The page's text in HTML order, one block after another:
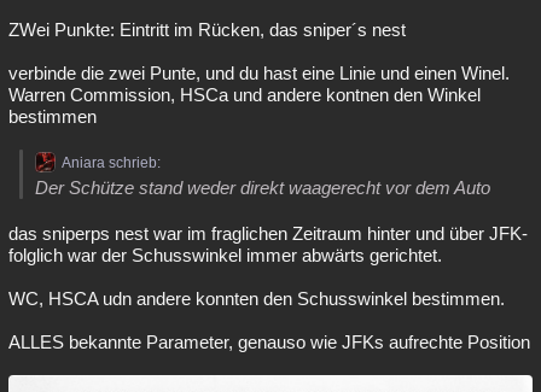
ZWei Punkte: Eintritt im Rücken, das sniper´s nest
verbinde die zwei Punte, und du hast eine Linie und einen Winel.
Warren Commission, HSCa und andere kontnen den Winkel
bestimmen
Aniara schrieb:
Der Schütze stand weder direkt waagerecht vor dem Auto
das sniperps nest war im fraglichen Zeitraum hinter und über JFK-
folglich war der Schusswinkel immer abwärts gerichtet.
WC, HSCA udn andere konnten den Schusswinkel bestimmen.
ALLES bekannte Parameter, genauso wie JFKs aufrechte Position